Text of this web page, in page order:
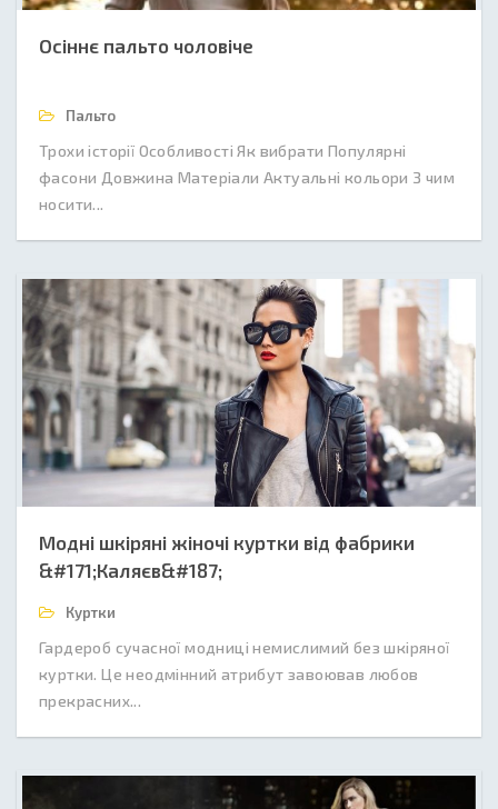
Осіннє пальто чоловіче
Пальто
Трохи історії Особливості Як вибрати Популярні
фасони Довжина Матеріали Актуальні кольори З чим
носити...
Модні шкіряні жіночі куртки від фабрики
&#171;Каляєв&#187;
Куртки
Гардероб сучасної модниці немислимий без шкіряної
куртки. Це неодмінний атрибут завоював любов
прекрасних...